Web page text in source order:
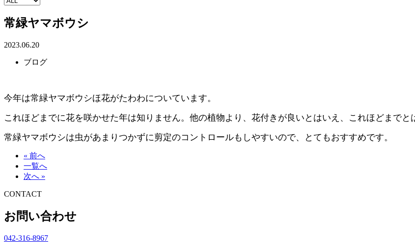
常緑ヤマボウシ
2023.06.20
ブログ
今年は常緑ヤマボウシほ花がたわわについています。
これほどまでに花を咲かせた年は知りません。他の植物より、花付きが良いとはいえ、これほどまでと
常緑ヤマボウシは虫があまりつかずに剪定のコントロールもしやすいので、とてもおすすめです。
« 前へ
一覧へ
次へ »
CONTACT
お問い合わせ
042-316-8967